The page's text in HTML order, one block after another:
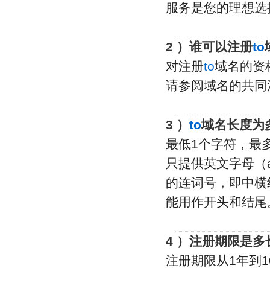
服务是您的理想
2 ）谁可以注册to
对注册to域名的资
请参阅域名的共
3 ） to域名长度为
最低1个字符，最
只提供英文字母
的连词号，即中
能用作开头和结尾
4 ）注册期限是多
注册期限从1年到